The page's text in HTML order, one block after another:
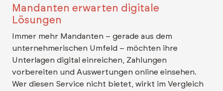
Mandanten erwarten digitale
Lösungen
Immer mehr Mandanten – gerade aus dem
unternehmerischen Umfeld – möchten ihre
Unterlagen digital einreichen, Zahlungen
vorbereiten und Auswertungen online einsehen.
Wer diesen Service nicht bietet, wirkt im Vergleich